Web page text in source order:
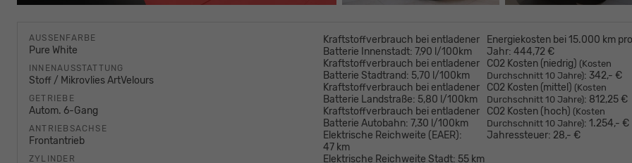
AUSSENFARBE
Pure White
INNENAUSSTATTUNG
Stoff / Mikrovlies ArtVelours
GETRIEBE
Autom. 6-Gang
ANTRIEBSACHSE
Frontantrieb
ZYLINDER
Kraftstoffverbrauch bei entladener
Batterie Innenstadt: 7,90 l/100km
Kraftstoffverbrauch bei entladener
Batterie Stadtrand: 5,70 l/100km
Kraftstoffverbrauch bei entladener
Batterie Landstraße: 5,80 l/100km
Kraftstoffverbrauch bei entladener
Batterie Autobahn: 7,30 l/100km
Elektrische Reichweite (EAER):
47 km
Elektrische Reichweite Stadt: 55 km
Energiekosten bei 15.000 km pro
Jahr: 444,72 €
CO2 Kosten (niedrig) (Kosten
Durchschnitt 10 Jahre): 342,- €
CO2 Kosten (mittel) (Kosten
Durchschnitt 10 Jahre): 812,25 €
CO2 Kosten (hoch) (Kosten
Durchschnitt 10 Jahre): 1.254,- €
Jahressteuer: 28,- €